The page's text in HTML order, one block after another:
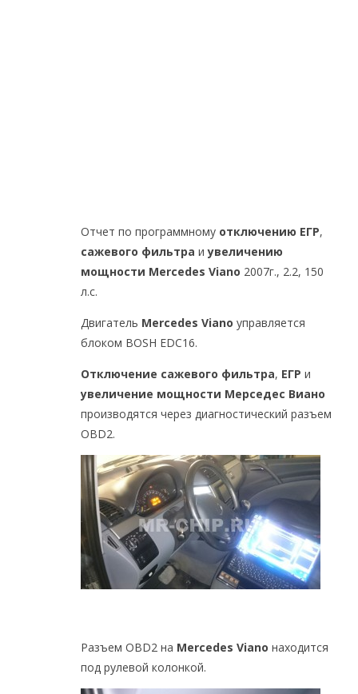
Отчет по программному отключению ЕГР,
сажевого фильтра иувеличению
мощности Mercedes Viano 2007г., 2.2, 150
л.с.
Двигатель Mercedes Viano управляется
блоком BOSH EDC16.
Отключение сажевого фильтра, ЕГР и
увеличение мощности Мерседес Виано
производятся через диагностический разъем
OBD2.
Разъем OBD2 на Mercedes Viano находится
под рулевой колонкой.